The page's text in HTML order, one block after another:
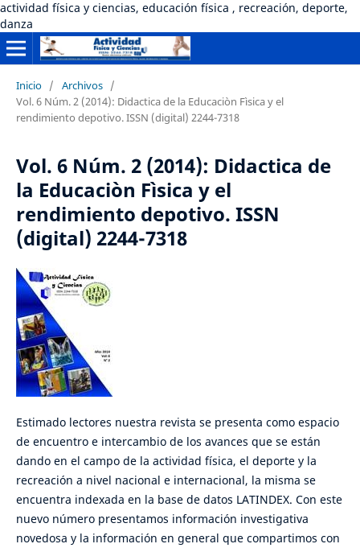
actividad física y ciencias, educación física , recreación, deporte,
danza
Inicio / Archivos /
Vol. 6 Núm. 2 (2014): Didactica de la Educaciòn Fìsica y el
rendimiento depotivo. ISSN (digital) 2244-7318
Vol. 6 Núm. 2 (2014): Didactica de
la Educaciòn Fìsica y el
rendimiento depotivo. ISSN
(digital) 2244-7318
Estimado lectores nuestra revista se presenta como espacio
de encuentro e intercambio de los avances que se están
dando en el campo de la actividad física, el deporte y la
recreación a nivel nacional e internacional, la misma se
encuentra indexada en la base de datos LATINDEX. Con este
nuevo número presentamos información investigativa
novedosa y la información en general que compartimos con